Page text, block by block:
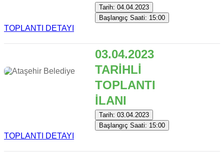
Tarih: 04.04.2023
Başlangıç Saati: 15:00
TOPLANTI DETAYI
03.04.2023
TARİHLİ
TOPLANTI
İLANI
Tarih: 03.04.2023
Başlangıç Saati: 15:00
TOPLANTI DETAYI